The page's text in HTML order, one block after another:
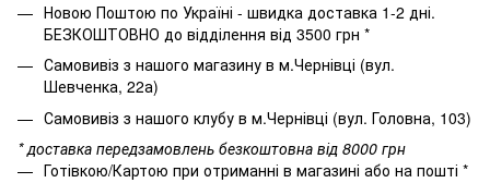
Новою Поштою по Україні - швидка доставка 1-2 дні.
БЕЗКОШТОВНО до відділення від 3500 грн *
Самовивіз з нашого магазину в м.Чернівці (вул.
Шевченка, 22а)
Самовивіз з нашого клубу в м.Чернівці (вул. Головна, 103)
* доставка передзамовлень безкоштовна від 8000 грн
Готівкою/Картою при отриманні в магазині або на пошті *